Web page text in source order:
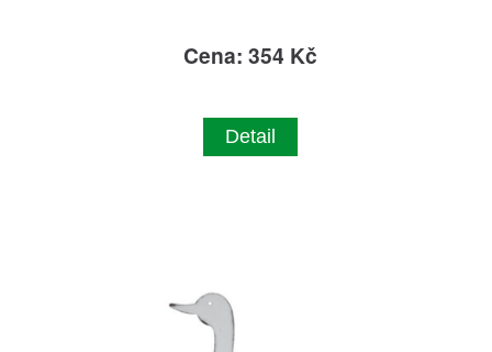
Cena: 354 Kč
Detail